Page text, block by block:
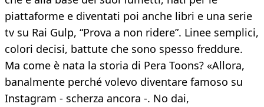
piattaforme e diventati poi anche libri e una serie
tv su Rai Gulp, “Prova a non ridere”. Linee semplici,
colori decisi, battute che sono spesso freddure.
Ma come è nata la storia di Pera Toons? «Allora,
banalmente perché volevo diventare famoso su
Instagram - scherza ancora -. No dai,